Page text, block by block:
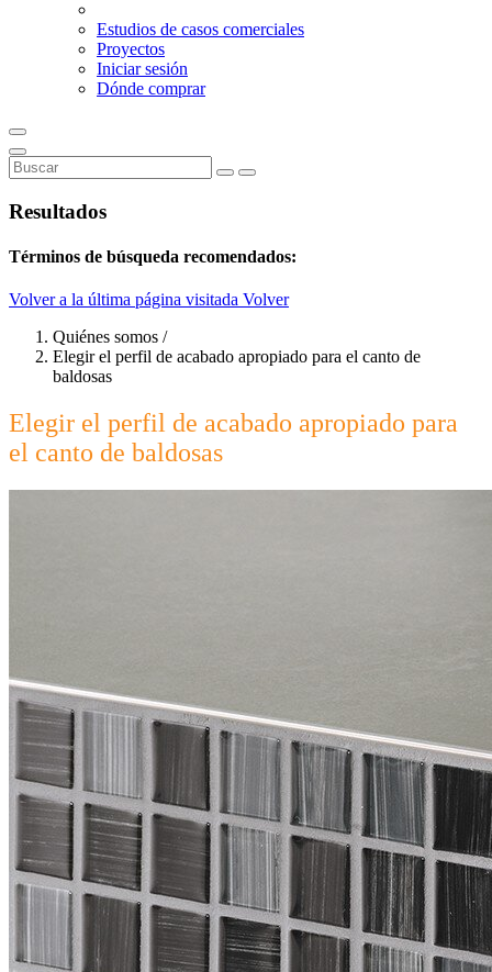
Estudios de casos comerciales
Proyectos
Iniciar sesión
Dónde comprar
Resultados
Términos de búsqueda recomendados:
Volver a la última página visitada Volver
Quiénes somos /
Elegir el perfil de acabado apropiado para el canto de
baldosas
Elegir el perfil de acabado apropiado para
el canto de baldosas